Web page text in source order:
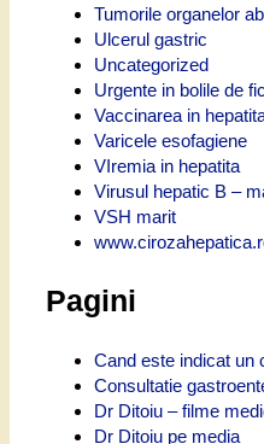
Tumorile organelor
Ulcerul gastric
Uncategorized
Urgente in bolile de
Vaccinarea in
Varicele esofagiene
VIremia in hepatita
Virusul hepatic B –
VSH marit
Pagini
Cand este indicat un
Consultatie
Dr Ditoiu – filme
Dr Ditoiu pe media